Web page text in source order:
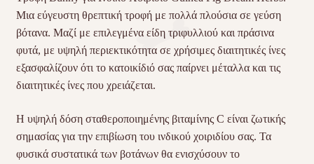
Μια εύγευστη θρεπτική τροφή με πολλά πλούσια σε γεύση
βότανα. Μαζί με επιλεγμένα είδη τριφυλλιού και πράσινα
φυτά, με υψηλή περιεκτικότητα σε χρήσιμες διαιτητικές ίνες
εξασφαλίζουν ότι το κατοικίδιό σας παίρνει μέταλλα και τις
διαιτητικές ίνες που χρειάζεται.
Η υψηλή δόση σταθεροποιημένης βιταμίνης C είναι ζωτικής
σημασίας για την επιβίωση του ινδικού χοιριδίου σας. Τα
φυσικά συστατικά των βοτάνων θα ενισχύσουν το